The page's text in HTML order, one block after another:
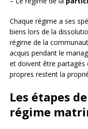
Chaque régime a ses
biens lors de la
régime de la
acquis pendant le
et doivent être partagés
propres restent la
Les étapes
régime